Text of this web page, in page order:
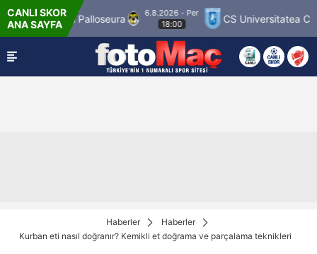
CANLI SKOR
ANA SAYFA
6.8.2026 - Per
18:00
CS Universitatea Craiova 1948
Haberler
Haberler
Kurban eti nasıl doğranır? Kemikli et doğrama ve parçalama teknikleri